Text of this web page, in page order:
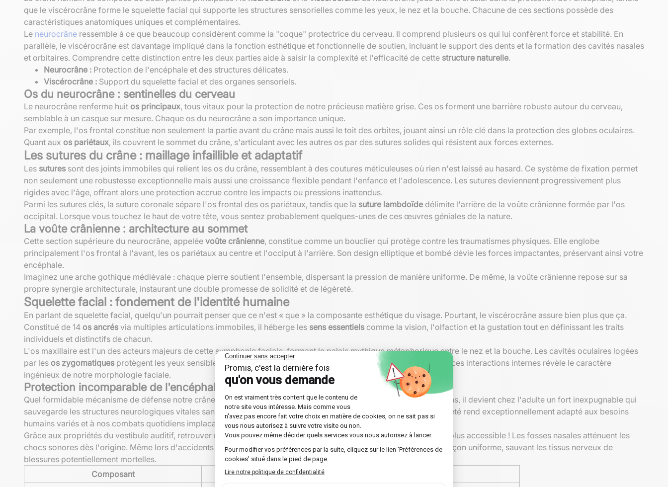
que le viscérocrâne forme le squelette facial qui supporte les structures sensorielles comme les yeux, le nez et la bouche. Chacune de ces sections possède des
caractéristiques anatomiques uniques et complémentaires.
Le neurocrâne ressemble à ce que beaucoup considèrent comme la "coque" protectrice du cerveau. Il comprend plusieurs os qui lui confèrent force et stabilité. En
parallèle, le viscérocrâne est davantage impliqué dans la fonction esthétique et fonctionnelle de soutien, incluant le support des dents et la formation des cavités nasales
et orbitaires. Comprendre cette distinction entre les deux parties aide à saisir la complexité et l'efficacité de cette structure naturelle.
Neurocrâne : Protection de l'encéphale et des structures délicates.
Viscérocrâne : Support du squelette facial et des organes sensoriels.
Os du neurocrâne : sentinelles du cerveau
Le neurocrâne renferme huit os principaux, tous vitaux pour la protection de notre précieuse matière grise. Ces os forment une barrière robuste autour du cerveau,
semblable à un casque sur mesure. Chaque os du neurocrâne a son importance unique.
Par exemple, l'os frontal constitue non seulement la partie avant du crâne mais aussi le toit des orbites, jouant ainsi un rôle clé dans la protection des globes oculaires.
Quant aux os pariétaux, ils couvrent le sommet du crâne, s'articulant avec les autres os par des sutures solides qui résistent aux forces externes.
Les sutures du crâne : maillage infaillible et adaptatif
Les sutures sont des joints immobiles qui relient les os du crâne, ressemblant à des coutures méticuleuses où rien n'est laissé au hasard. Ce système de fixation permet
non seulement une robustesse exceptionnelle mais aussi une croissance flexible pendant l'enfance et l'adolescence. Les sutures deviennent progressivement plus
rigides avec l'âge, offrant alors une protection accrue contre les impacts ou pressions inattendus.
Parmi les sutures clés, la suture coronale sépare l'os frontal des os pariétaux, tandis que la suture lambdoïde délimite l'arrière de la voûte crânienne formée par l'os
occipital. Lorsque vous touchez le haut de votre tête, vous sentez probablement quelques-unes de ces œuvres géniales de la nature.
La voûte crânienne : architecture au sommet
Cette section supérieure du neurocrâne, appelée voûte crânienne, constitue comme un bouclier qui protège contre les traumatismes physiques. Elle englobe
principalement l'os frontal à l'avant, les os pariétaux au centre et l'occiput à l'arrière. Son design elliptique et bombé dévie les forces impactantes, préservant ainsi votre
encéphale.
Imaginez une arche gothique médiévale : chaque pierre soutient l'ensemble, dispersant la pression de manière uniforme. De même, la voûte crânienne repose sur sa
propre synergie architecturale, instaurant une double promesse de solidité et de légèreté.
Squelette facial : fondement de l'identité humaine
En parlant de squelette facial, quelqu'un pourrait penser que ce n'est « que » la composante esthétique du visage. Pourtant, le viscérocrâne assure bien plus que ça.
Constitué de 14 os ancrés via multiples articulations immobiles, il héberge les sens essentiels comme la vision, l'olfaction et la gustation tout en définissant les traits
individuels et distinctifs de chacun.
L'os maxillaire est l'un des acteurs majeurs de cette symphonie faciale, formant le palais mythique métaphorique entre le nez et la bouche. Les cavités oculaires logées
par les os zygomatiques protègent les yeux sensibles tels des niches pour des joyaux précieux. Comprendre toutes ces interactions internes révèle le caractère
ingénieux de notre morphologie faciale.
Protection incomparable de l'encéphale
Quel formidable mécanisme de défense notre crâne incarne-t-il ! Était-ce une fois insignifiant au départ aux embryons, il devient chez l'adulte un fort inexpugnable qui
sauvegarde les structures neurologiques vitales sans substitution possible. Sa capacité blindée combinée à sa légèreté rend exceptionnellement adapté aux besoins
humains variés et à nos combats quotidiens implacables.
Grâce aux propriétés du vestibule auditif, retrouver rapidité dans l'identification sonore environnante n'a jamais été plus accessible ! Les fosses nasales atténuent les
chocs sonores dès l'origine. Même lors d'accidents imprévus, les microfissures permettent de répartir l'impact de façon uniforme, sauvant les tissus nerveux de
blessures potentiellement mortelles.
Composant